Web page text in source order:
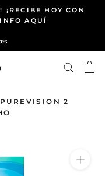
HOY CON
AQUÍ
PUREVISION 2